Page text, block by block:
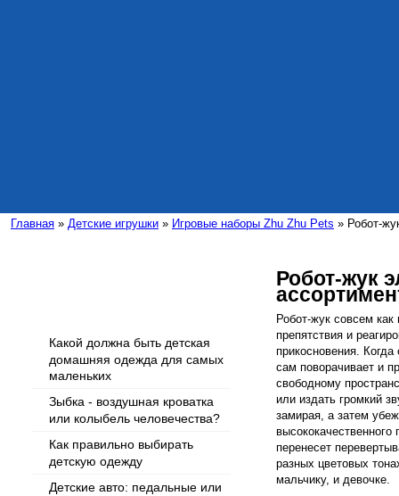
Главная » Детские игрушки » Игровые наборы Zhu Zhu Pets » Робот-
Какой должна быть детская
домашняя одежда для самых
маленьких
Зыбка - воздушная кроватка
или колыбель человечества?
Как правильно выбирать
детскую одежду
Детские авто: педальные или
Робот-жук
Робот-жук совсем
препятствия и
прикосновения. Когда
сам поворачивает и
свободному
или издать громкий
замирая, а затем
высококачественного
перенесет
разных цветовых
мальчику, и девочке.